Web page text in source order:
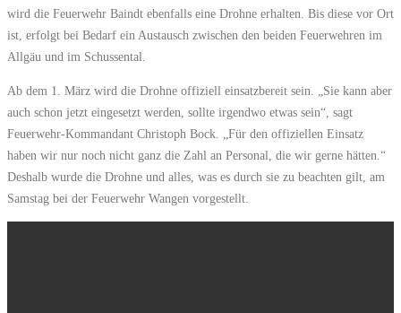
wird die Feuerwehr Baindt ebenfalls eine Drohne erhalten. Bis diese vor Ort
ist, erfolgt bei Bedarf ein Austausch zwischen den beiden Feuerwehren im
Allgäu und im Schussental.
Ab dem 1. März wird die Drohne offiziell einsatzbereit sein. „Sie kann aber
auch schon jetzt eingesetzt werden, sollte irgendwo etwas sein“, sagt
Feuerwehr-Kommandant Christoph Bock. „Für den offiziellen Einsatz
haben wir nur noch nicht ganz die Zahl an Personal, die wir gerne hätten.“
Deshalb wurde die Drohne und alles, was es durch sie zu beachten gilt, am
Samstag bei der Feuerwehr Wangen vorgestellt.